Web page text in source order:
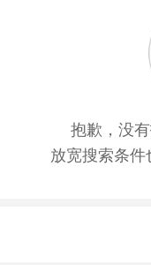
抱歉，没
放宽搜索条